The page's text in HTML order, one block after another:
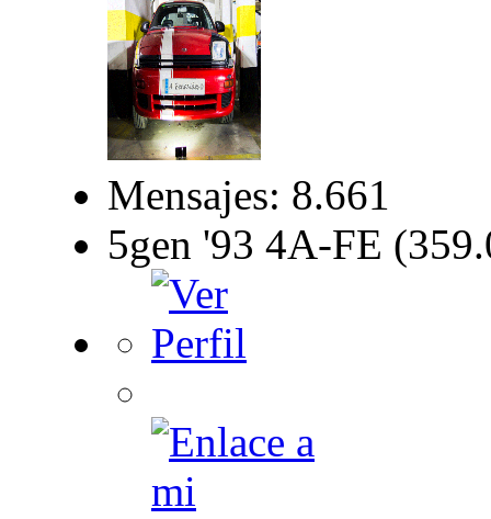
Mensajes: 8.661
5gen '93 4A-FE